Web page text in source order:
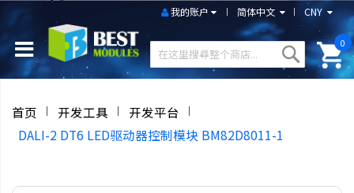
CNY
简体中文
我的账户
0
首页 开发工具
开发平台
DALI-2 DT6 LED驱动器控制模块 BM82D8011-1